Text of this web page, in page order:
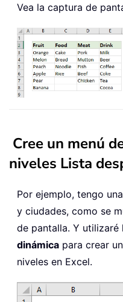
Vea la captura de
Cree un menú
niveles Lista
Por ejemplo, tengo
y ciudades, como se
de pantalla. Y utilizaré
dinámica para crear
niveles en Excel.